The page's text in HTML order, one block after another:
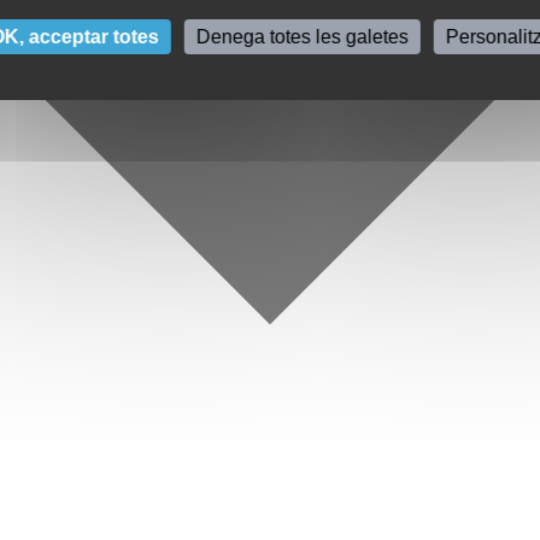
acceptar totes Denega totes les galetes